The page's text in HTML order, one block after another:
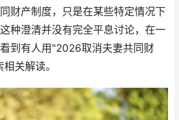
财产制度，只是在某些特定情况下
种澄清并没有完全平息讨论，在一
到有人用"2026取消夫妻共同财
关解读。